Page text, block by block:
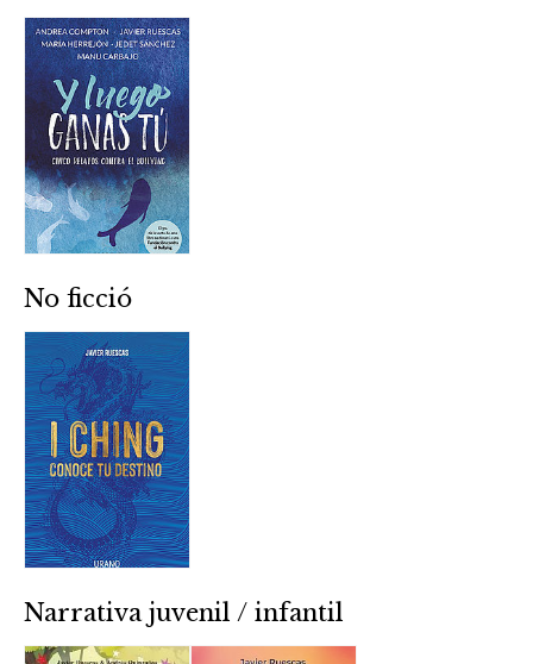
No ficció
Narrativa juvenil / infantil